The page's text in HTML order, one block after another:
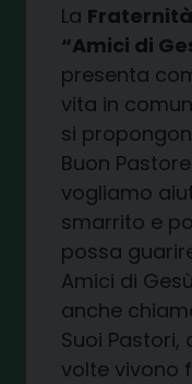
La
“Amici di
presenta
vita in
si
Buon
vogliamo
smarrito e
possa
Amici di
anche
Suoi
volte vivono